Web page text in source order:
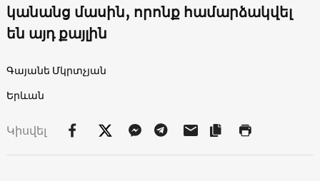
կանանց մասին, որոնք համարձակվել
են այդ քայլին
Գայանե Մկրտչյան
Երևան
Կիսվել